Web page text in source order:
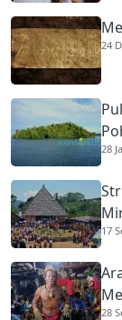
24
28
17
28